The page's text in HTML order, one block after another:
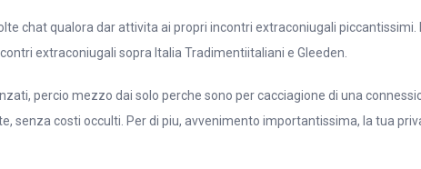
chat qualora dar attivita ai propri incontri extraconiugali
extraconiugali sopra Italia Tradimentiitaliani e Gleeden.
percio mezzo dai solo perche sono per cacciagione di una
costi occulti. Per di piu, avvenimento importantissima, la tua